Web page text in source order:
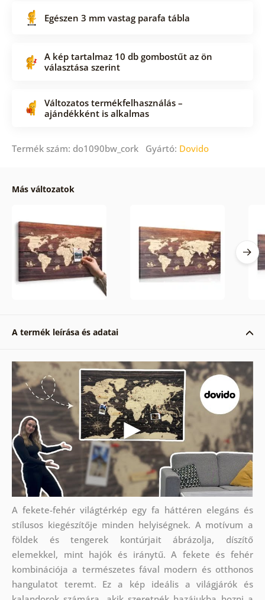
Egészen 3 mm vastag parafa tábla
A kép tartalmaz 10 db gombostűt az ön
választása szerint
Változatos termékfelhasználás –
ajándékként is alkalmas
Termék szám: do1090bw_cork Gyártó: Dovido
Más változatok
A termék leírása és adatai
A fekete-fehér világtérkép egy fa háttéren elegáns és
stílusos kiegészítője minden helyiségnek. A motívum a
földek és tengerek kontúrjait ábrázolja, díszítő
elemekkel, mint hajók és iránytű. A fekete és fehér
kombinációja a természetes fával modern és otthonos
hangulatot teremt. Ez a kép ideális a világjárók és